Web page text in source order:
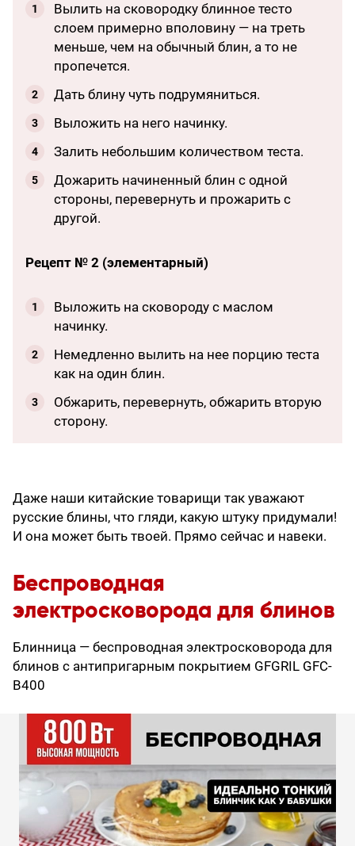
Вылить на сковородку блинное тесто
слоем примерно вполовину — на треть
меньше, чем на обычный блин, а то не
пропечется.
Дать блину чуть подрумяниться.
Выложить на него начинку.
Залить небольшим количеством теста.
Дожарить начиненный блин с одной
стороны, перевернуть и прожарить с
другой.
Рецепт № 2 (элементарный)
Выложить на сковороду с маслом
начинку.
Немедленно вылить на нее порцию теста
как на один блин.
Обжарить, перевернуть, обжарить вторую
сторону.
Даже наши китайские товарищи так уважают
русские блины, что гляди, какую штуку придумали!
И она может быть твоей. Прямо сейчас и навеки.
Беспроводная
электросковорода для блинов
Блинница — беспроводная электросковорода для
блинов с антипригарным покрытием GFGRIL GFC-
B400